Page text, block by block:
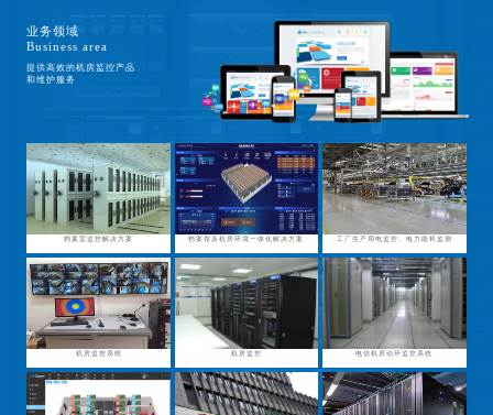
业务领域
Business area
提供高效的机房监控产品
和维护服务
档案室监控解决方案 档案馆及机房环境一体化解决方案 工厂生产用电监控、电力能耗监测
机房监控系统 机房监控 电信机房动环监控系统